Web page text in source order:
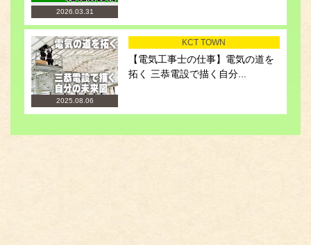
2026.03.31
2025.08.06
KCT TOWN
【電気工事士の仕事】電気の道を
拓く 三恭電設で描く自分...